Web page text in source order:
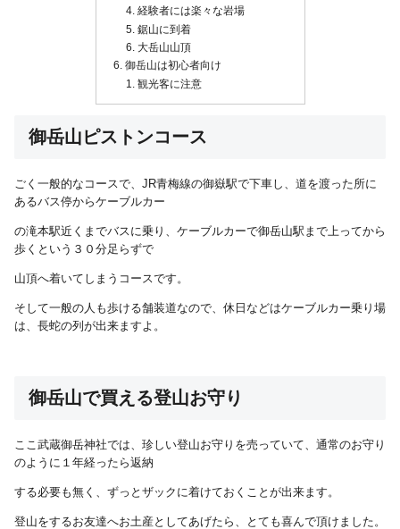
経験者には楽々な岩場
鋸山に到着
大岳山山頂
御岳山は初心者向け
観光客に注意
御岳山ピストンコース
ごく一般的なコースで、JR青梅線の御嶽駅で下車し、道を渡った所に
あるバス停からケーブルカー
の滝本駅近くまでバスに乗り、ケーブルカーで御岳山駅まで上ってから
歩くという３０分足らずで
山頂へ着いてしまうコースです。
そして一般の人も歩ける舗装道なので、休日などはケーブルカー乗り場
は、長蛇の列が出来ますよ。
御岳山で買える登山お守り
ここ武蔵御岳神社では、珍しい登山お守りを売っていて、通常のお守り
のように１年経ったら返納
する必要も無く、ずっとザックに着けておくことが出来ます。
登山をするお友達へお土産としてあげたら、とても喜んで頂けました。